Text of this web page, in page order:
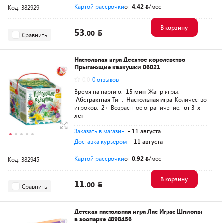
Код: 382929 Картой рассрочкиот4,42 /мес
Сравнить 53.00
В корзину
Настольная игра Десятое королевство
Прыгающие квакушки 06021
0 отзывов
Время на партию: 15 мин Жанр игры:
Абстрактная Тип: Настольная игра Количество
игроков: 2+ Возрастное ограничение: от 3-х
лет
Заказать в магазин - 11 августа
Доставка курьером - 11 августа
Код: 382945 Картой рассрочкиот0,92 /мес
Сравнить 11.00
В корзину
Детская настольная игра Лас Играс Шпионы
в зоопарке 4898456